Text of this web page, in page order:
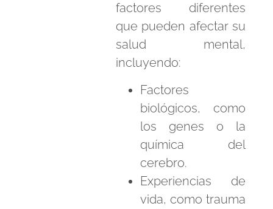
factores diferentes
que pueden afectar su
salud mental,
incluyendo:
Factores
biológicos, como
los genes o la
química del
cerebro.
Experiencias de
vida, como trauma